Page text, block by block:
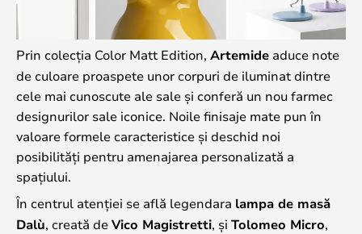
Prin colecția Color Matt Edition, Artemide aduce note
de culoare proaspete unor corpuri de iluminat dintre
cele mai cunoscute ale sale și conferă un nou farmec
designurilor sale iconice. Noile finisaje mate pun în
valoare formele caracteristice și deschid noi
posibilități pentru amenajarea personalizată a
spațiului.
În centrul atenției se află legendara lampa de masă
Dalù, creată deVico Magistretti, și Tolomeo Micro,